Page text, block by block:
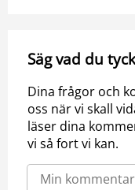
Säg vad du
Dina frågor och
oss när vi skall
läser dina
vi så fort vi kan.